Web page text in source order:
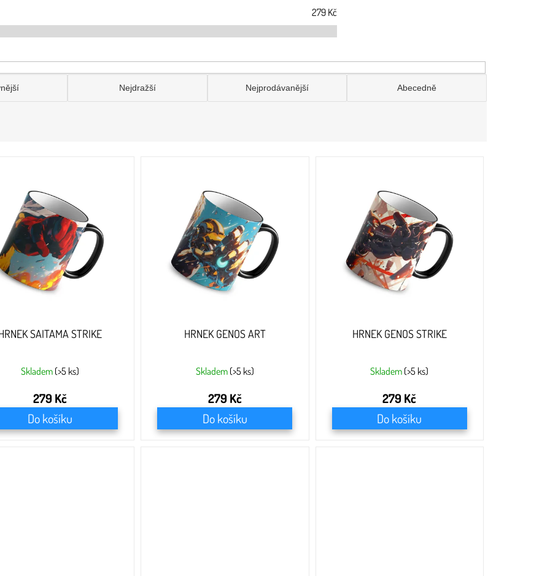
279 Kč
Nejdražší Nejprodávanější Abecedně
SAITAMA STRIKE
Skladem (>5 ks)
279 Kč
Do košíku
HRNEK GENOS ART
Skladem (>5 ks)
279 Kč
Do košíku
HRNEK GENOS STRIKE
Skladem (>5 ks)
279 Kč
Do košíku